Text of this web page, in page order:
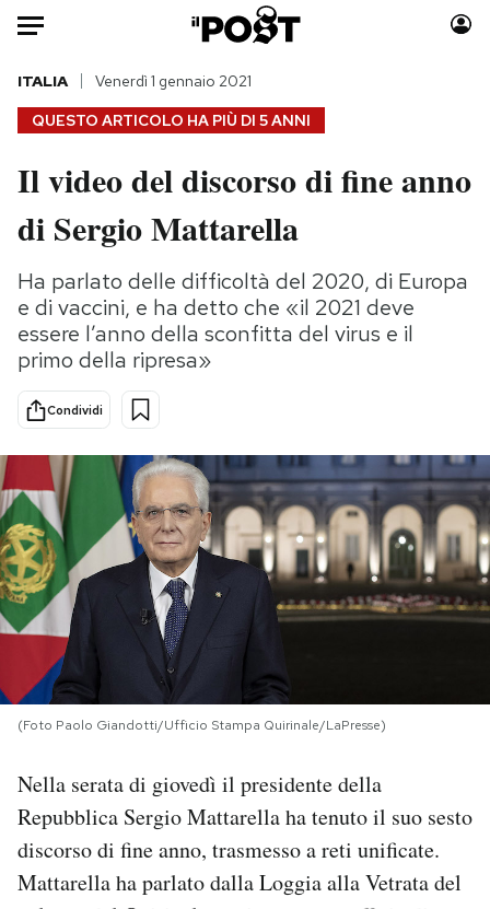
Auto
HOME
Italia
Politica
Tecnologia
Internet
Scienza
Cultura
Economia
Moda
Consumismi
Storie/Idee
Ok Boomer!
Media
PODCAST
NEWSLETTER
I MIEI PREFERITI
CALENDARIO
AREA PERSONALE
QUESTO ARTICOLO HA PIÙ DI 5 ANNI
ITALIA Venerdì 1 gennaio 2021
Il video del discorso di fine anno
di Sergio Mattarella
Ha parlato delle difficoltà del 2020, di Europa
e di vaccini, e ha detto che «il 2021 deve
essere l’anno della sconfitta del virus e il
primo della ripresa»
Condividi
(Foto Paolo Giandotti/Ufficio Stampa Quirinale/LaPresse)
Nella serata di giovedì il presidente della
Repubblica Sergio Mattarella ha tenuto il suo sesto
discorso di fine anno, trasmesso a reti unificate.
Mattarella ha parlato dalla Loggia alla Vetrata del